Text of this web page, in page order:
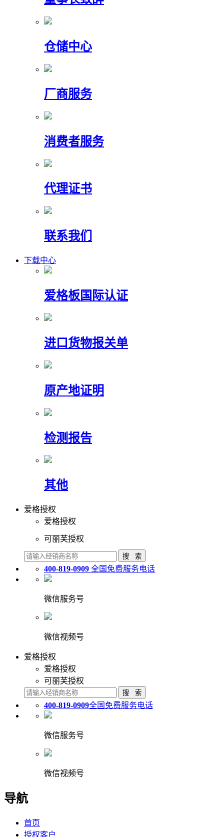
仓储中心
厂商服务
消费者服务
代理证书
联系我们
下载中心
爱格板国际认证
进口货物报关单
原产地证明
检测报告
其他
爱格授权
爱格授权
可丽芙授权
400-819-0909 全国免费服务电话
微信服务号
微信视频号
爱格授权
爱格授权
可丽芙授权
400-819-0909全国免费服务电话
微信服务号
微信视频号
导航
首页
授权客户